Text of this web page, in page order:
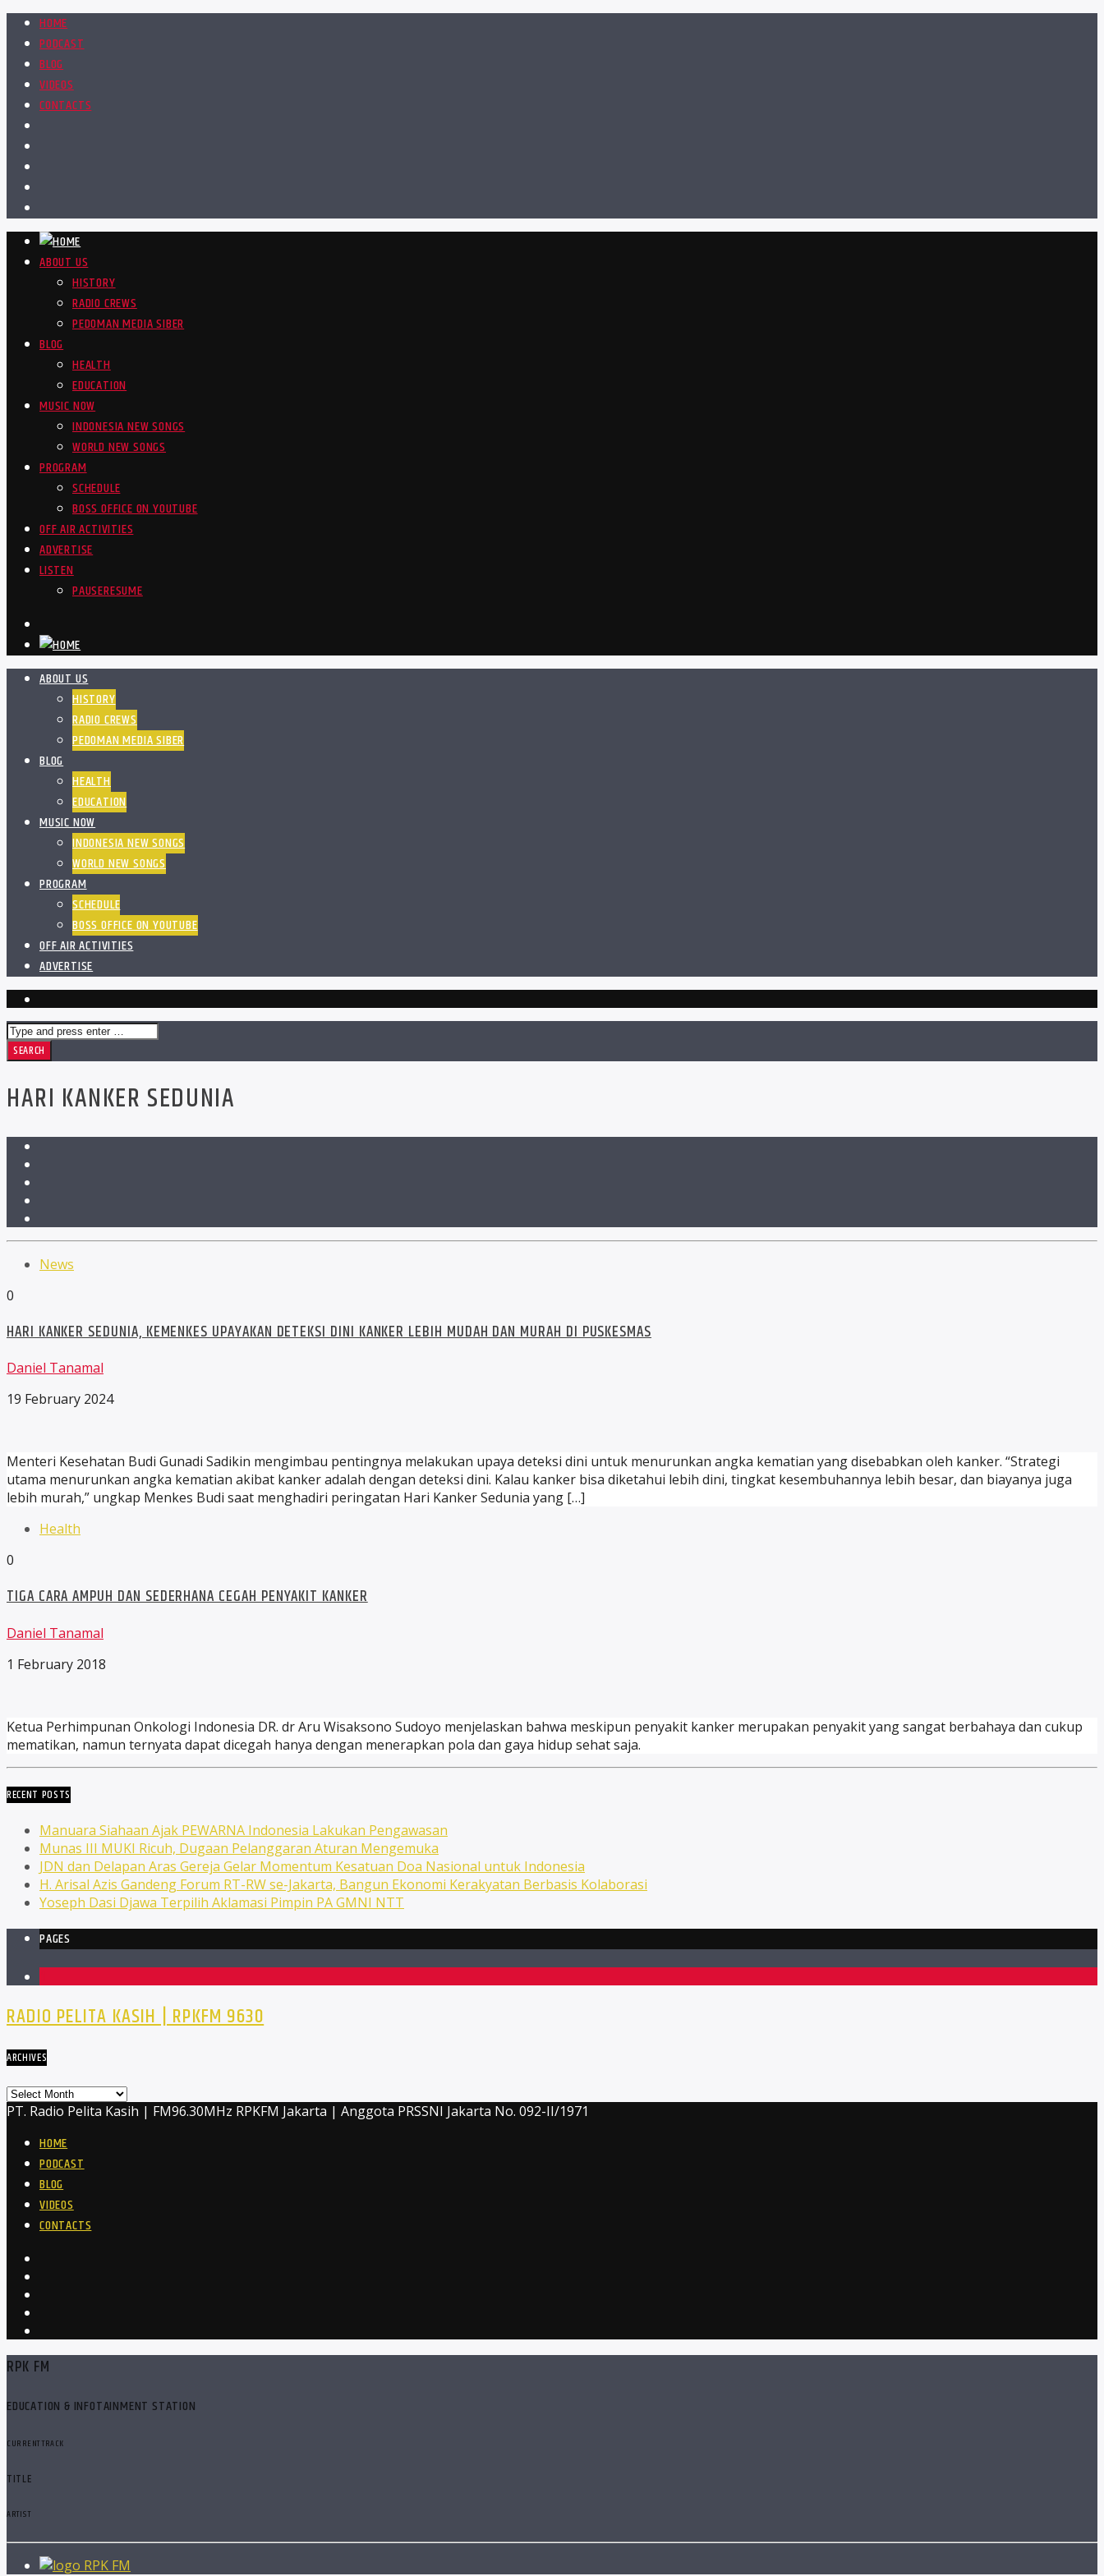
HOME
PODCAST
BLOG
VIDEOS
CONTACTS
ABOUT US
HISTORY
RADIO CREWS
PEDOMAN MEDIA SIBER
BLOG
HEALTH
EDUCATION
MUSIC NOW
INDONESIA NEW SONGS
WORLD NEW SONGS
PROGRAM
SCHEDULE
BOSS OFFICE ON YOUTUBE
OFF AIR ACTIVITIES
ADVERTISE
LISTEN
PAUSERESUME
ABOUT US
HISTORY
RADIO CREWS
PEDOMAN MEDIA SIBER
BLOG
HEALTH
EDUCATION
MUSIC NOW
INDONESIA NEW SONGS
WORLD NEW SONGS
PROGRAM
SCHEDULE
BOSS OFFICE ON YOUTUBE
OFF AIR ACTIVITIES
ADVERTISE
HARI KANKER SEDUNIA
News
0
HARI KANKER SEDUNIA, KEMENKES UPAYAKAN DETEKSI DINI KANKER LEBIH MUDAH DAN MURAH DI PUSKESMAS
Daniel Tanamal
19 February 2024
Menteri Kesehatan Budi Gunadi Sadikin mengimbau pentingnya melakukan upaya deteksi dini untuk menurunkan angka kematian yang disebabkan oleh kanker. “Strategi
utama menurunkan angka kematian akibat kanker adalah dengan deteksi dini. Kalau kanker bisa diketahui lebih dini, tingkat kesembuhannya lebih besar, dan biayanya juga
lebih murah,” ungkap Menkes Budi saat menghadiri peringatan Hari Kanker Sedunia yang […]
Health
0
TIGA CARA AMPUH DAN SEDERHANA CEGAH PENYAKIT KANKER
Daniel Tanamal
1 February 2018
Ketua Perhimpunan Onkologi Indonesia DR. dr Aru Wisaksono Sudoyo menjelaskan bahwa meskipun penyakit kanker merupakan penyakit yang sangat berbahaya dan cukup
mematikan, namun ternyata dapat dicegah hanya dengan menerapkan pola dan gaya hidup sehat saja.
RECENT POSTS
Manuara Siahaan Ajak PEWARNA Indonesia Lakukan Pengawasan
Munas III MUKI Ricuh, Dugaan Pelanggaran Aturan Mengemuka
JDN dan Delapan Aras Gereja Gelar Momentum Kesatuan Doa Nasional untuk Indonesia
H. Arisal Azis Gandeng Forum RT-RW se-Jakarta, Bangun Ekonomi Kerakyatan Berbasis Kolaborasi
Yoseph Dasi Djawa Terpilih Aklamasi Pimpin PA GMNI NTT
PAGES
RADIO PELITA KASIH | RPKFM 9630
ARCHIVES
Archives
PT. Radio Pelita Kasih | FM96.30MHz RPKFM Jakarta | Anggota PRSSNI Jakarta No. 092-II/1971
HOME
PODCAST
BLOG
VIDEOS
CONTACTS
RPK FM
EDUCATION & INFOTAINMENT STATION
CURRENT TRACK
TITLE
ARTIST
RPK FM